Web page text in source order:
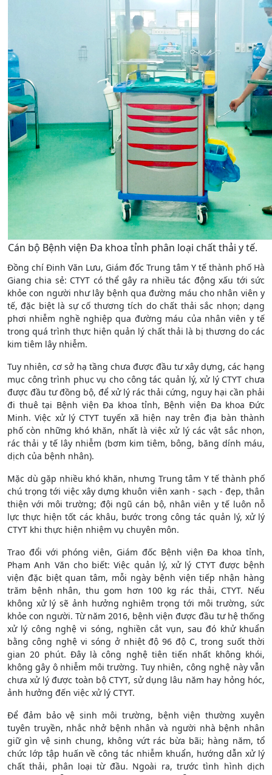
Cán bộ Bệnh viện Đa khoa tỉnh phân loại chất thải y tế.
Đồng chí Đinh Văn Lưu, Giám đốc Trung tâm Y tế thành phố Hà
Giang chia sẻ: CTYT có thể gây ra nhiều tác động xấu tới sức
khỏe con người như lây bệnh qua đường máu cho nhân viên y
tế, đặc biệt là sự cố thương tích do chất thải sắc nhọn; dạng
phơi nhiễm nghề nghiệp qua đường máu của nhân viên y tế
trong quá trình thực hiện quản lý chất thải là bị thương do các
kim tiêm lây nhiễm.
Tuy nhiên, cơ sở hạ tầng chưa được đầu tư xây dựng, các hạng
mục công trình phục vụ cho công tác quản lý, xử lý CTYT chưa
được đầu tư đồng bộ, để xử lý rác thải cứng, nguy hại cần phải
đi thuê tại Bệnh viện Đa khoa tỉnh, Bệnh viện Đa khoa Đức
Minh. Việc xử lý CTYT tuyến xã hiện nay trên địa bàn thành
phố còn những khó khăn, nhất là việc xử lý các vật sắc nhọn,
rác thải y tế lây nhiễm (bơm kim tiêm, bông, băng dính máu,
dịch của bệnh nhân).
Mặc dù gặp nhiều khó khăn, nhưng Trung tâm Y tế thành phố
chú trọng tới việc xây dựng khuôn viên xanh - sạch - đẹp, thân
thiện với môi trường; đội ngũ cán bộ, nhân viên y tế luôn nỗ
lực thực hiện tốt các khâu, bước trong công tác quản lý, xử lý
CTYT khi thực hiện nhiệm vụ chuyên môn.
Trao đổi với phóng viên, Giám đốc Bệnh viện Đa khoa tỉnh,
Phạm Anh Văn cho biết: Việc quản lý, xử lý CTYT được bệnh
viện đặc biệt quan tâm, mỗi ngày bệnh viện tiếp nhận hàng
trăm bệnh nhân, thu gom hơn 100 kg rác thải, CTYT. Nếu
không xử lý sẽ ảnh hưởng nghiêm trọng tới môi trường, sức
khỏe con người. Từ năm 2016, bệnh viện được đầu tư hệ thống
xử lý công nghệ vi sóng, nghiền cắt vụn, sau đó khử khuẩn
bằng công nghệ vi sóng ở nhiệt độ 96 độ C, trong suốt thời
gian 20 phút. Đây là công nghệ tiên tiến nhất không khói,
không gây ô nhiễm môi trường. Tuy nhiên, công nghệ này vẫn
chưa xử lý được toàn bộ CTYT, sử dụng lâu năm hay hỏng hóc,
ảnh hưởng đến việc xử lý CTYT.
Để đảm bảo vệ sinh môi trường, bệnh viện thường xuyên
tuyên truyền, nhắc nhở bệnh nhân và người nhà bệnh nhân
giữ gìn vệ sinh chung, không vứt rác bừa bãi; hàng năm, tổ
chức lớp tập huấn về công tác nhiễm khuẩn, hướng dẫn xử lý
chất thải, phân loại từ đầu. Ngoài ra, trước tình hình dịch